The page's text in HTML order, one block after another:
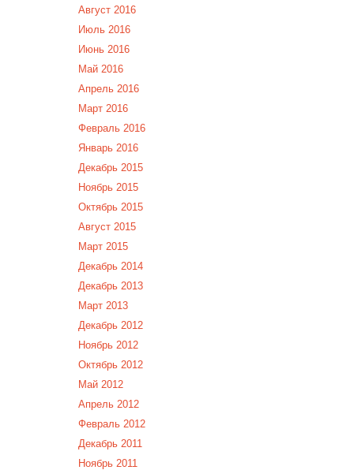
Август 2016
Июль 2016
Июнь 2016
Май 2016
Апрель 2016
Март 2016
Февраль 2016
Январь 2016
Декабрь 2015
Ноябрь 2015
Октябрь 2015
Август 2015
Март 2015
Декабрь 2014
Декабрь 2013
Март 2013
Декабрь 2012
Ноябрь 2012
Октябрь 2012
Май 2012
Апрель 2012
Февраль 2012
Декабрь 2011
Ноябрь 2011